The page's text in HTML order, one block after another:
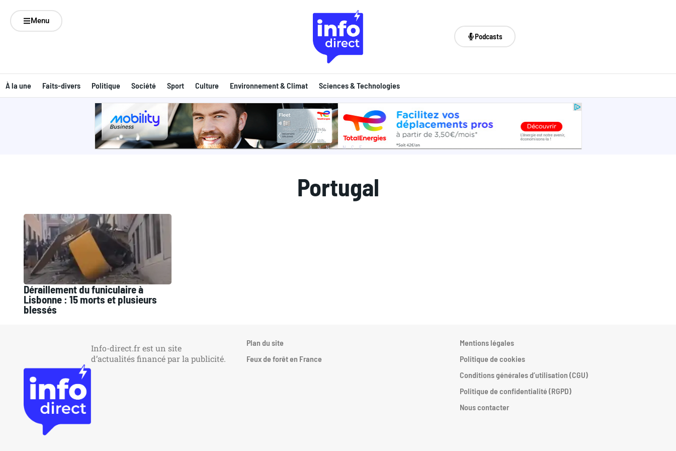
Menu
Podcasts
À la une Faits-divers Politique Société Sport Culture Environnement & Climat Sciences & Technologies
ANNONCE
Portugal
Déraillement du funiculaire à
Lisbonne : 15 morts et plusieurs
blessés
Info-direct.fr est un site
d’actualités financé par la publicité.
Plan du site
Feux de forêt en France
Mentions légales
Politique de cookies
Conditions générales d’utilisation (CGU)
Politique de confidentialité (RGPD)
Nous contacter